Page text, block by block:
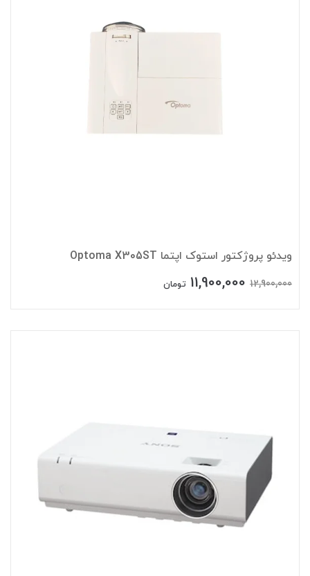
ویدئو پروژکتور استوک اپتما Optoma X305ST
12,900,000
11,900,000 تومان